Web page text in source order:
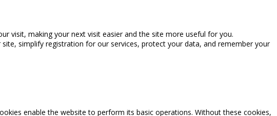
visit, making your next visit easier and the site more useful for you.
simplify registration for our services, protect your data, and remember your
enable the website to perform its basic operations. Without these cookies,